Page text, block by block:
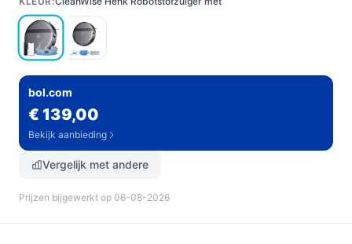
bol.com
€ 139,00
Bekijk aanbieding
Vergelijk met andere
Prijzen bijgewerkt op 06-08-2026